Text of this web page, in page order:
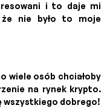
i to daje mi
że nie było to moje
wiele osób chciałoby
na rynek krypto.
wszystkiego dobrego!